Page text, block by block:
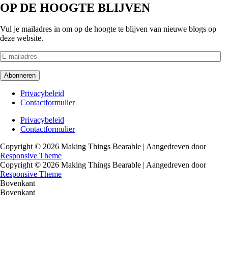
OP DE HOOGTE BLIJVEN
Vul je mailadres in om op de hoogte te blijven van nieuwe blogs op
deze website.
E-
mailadres
Abonneren
Footer
menu
Privacybeleid
Contactformulier
Footer
menu
Privacybeleid
Contactformulier
Copyright © 2026 Making Things Bearable | Aangedreven door
Responsive Theme
Copyright © 2026 Making Things Bearable | Aangedreven door
Responsive Theme
Bovenkant
Bovenkant